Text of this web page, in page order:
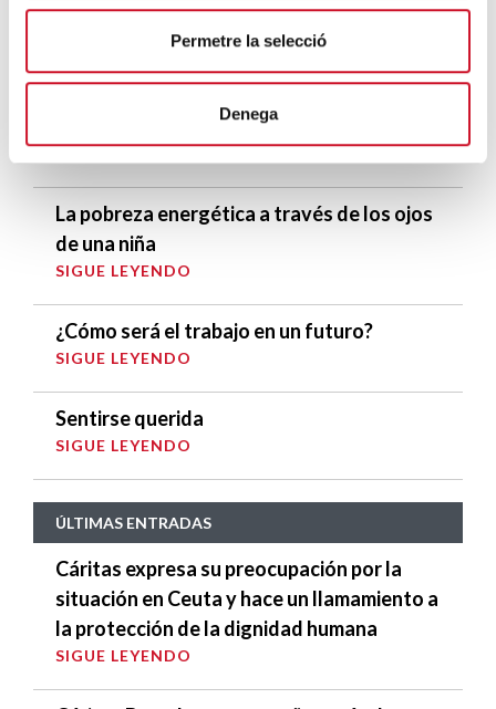
Permetre la selecció
Denega
ENTRADAS RELACIONADAS
SIGUE LEYENDO
La pobreza energética a través de los ojos
de una niña
SIGUE LEYENDO
¿Cómo será el trabajo en un futuro?
SIGUE LEYENDO
Sentirse querida
SIGUE LEYENDO
ÚLTIMAS ENTRADAS
Cáritas expresa su preocupación por la
situación en Ceuta y hace un llamamiento a
la protección de la dignidad humana
SIGUE LEYENDO